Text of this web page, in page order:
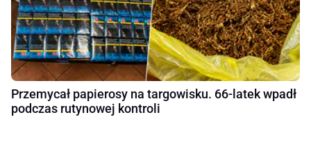
Przemycał papierosy na targowisku. 66-latek wpadł
podczas rutynowej kontroli